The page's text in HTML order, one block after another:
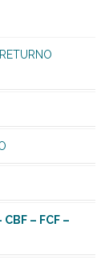
– FCF –